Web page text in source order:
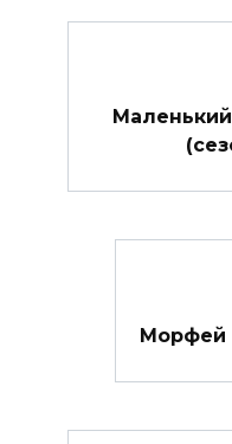
Морфей